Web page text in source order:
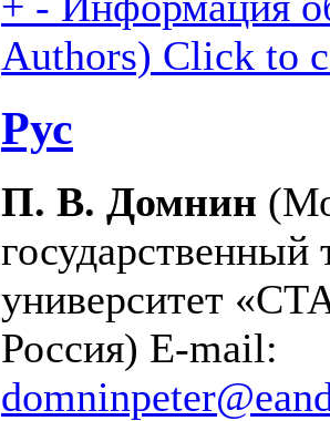
Authors) Click to
Рус
П. В. Домнин
государственный
университет
Россия) E-mail: